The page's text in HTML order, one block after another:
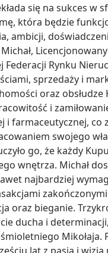
się na sukces w
która będzie
Rynku
sprzedaży i
oraz
i
i farmaceutycznej,
swojego
go, że każdy
wnętrza. Michał
najbardziej
oraz bieganie.
ducha i
lat z pasją i wizją